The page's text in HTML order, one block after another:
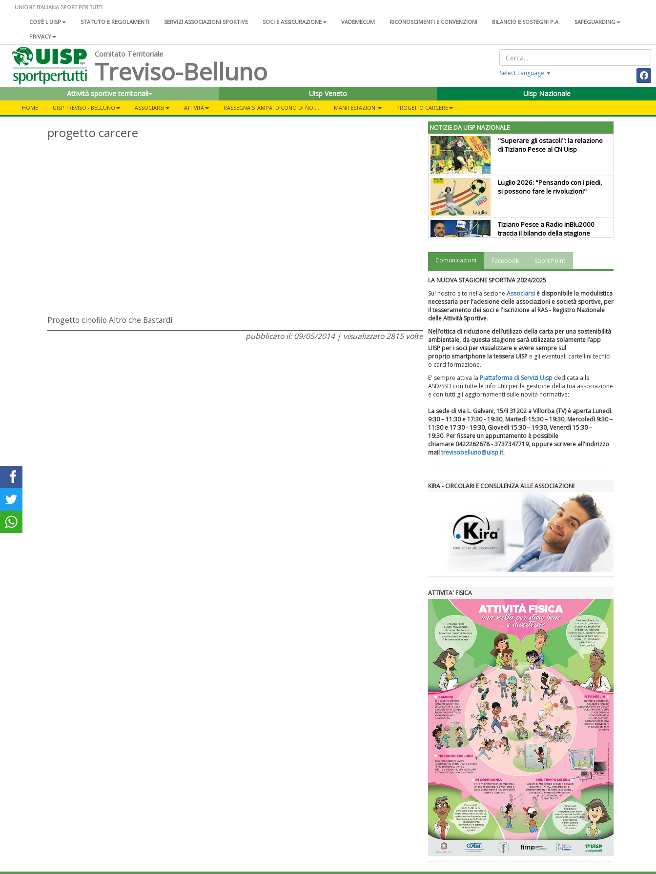
UNIONE ITALIANA SPORT PER TUTTI
COS'È L'UISP
STATUTO E REGOLAMENTI SERVIZI ASSOCIAZIONI SPORTIVE SOCI E ASSICURAZIONE VADEMECUM RICONOSCIMENTI E CONVENZIONI BILANCIO E SOSTEGNI P.A.
SAFEGUARDING
PRIVACY
Comitato Territoriale
Treviso-Belluno Select Language ▼
Attività sportive territoriali Uisp Veneto Uisp Nazionale
HOME UISP TREVISO - BELLUNO ASSOCIARSI ATTIVITÀ RASSEGNA STAMPA: DICONO DI NOI... MANIFESTAZIONI PROGETTO CARCERE
progetto carcere
Progetto cinofilo Altro che Bastardi
pubblicato il: 09/05/2014 | visualizzato 2815 volte
NOTIZIE DA UISP NAZIONALE
"Superare gli ostacoli": la relazione
di Tiziano Pesce al CN Uisp
Luglio 2026: "Pensando con i piedi,
si possono fare le rivoluzioni"
Tiziano Pesce a Radio InBlu2000
traccia il bilancio della stagione
Ddl Lobby, Uisp: “Il Parlamento
La formazione Uisp rallenta ma
prosegue anche in estate
Tiziano Pesce nel Cda di
Fondazione Terzjus: prima riunione
Comunicazioni Facebook Sport Point
LA NUOVA STAGIONE SPORTIVA 2024/2025
Sul nostro sito nella sezione Associarsi è disponibile la modulistica
necessaria per l'adesione delle associazioni e società sportive, per
il tesseramento dei soci e l'iscrizione al RAS - Registro Nazionale
delle Attività Sportive.
Nell’ottica di riduzione dell’utilizzo della carta per una sostenibilità
ambientale, da questa stagione sarà utilizzata solamente l’app
UISP per i soci per visualizzare e avere sempre sul
proprio smartphone la tessera UISP e gli eventuali cartellini tecnici
o card formazione.
E' sempre attiva la Piattaforma di Servizi Uisp dedicata alle
ASD/SSD con tutte le info utili per la gestione della tua associazione
e con tutti gli aggiornamenti sulle novità normative;
La sede di via L. Galvani, 15/II 31202 a Villorba (TV) è aperta Lunedì:
9:30 – 11:30 e 17:30 - 19:30, Martedì 15:30 – 19:30, Mercoledì 9:30 –
11:30 e 17:30 - 19:30, Giovedì 15:30 – 19:30, Venerdì 15:30 –
19:30. Per fissare un appuntamento è possibile
chiamare 0422262678 - 3737347719, oppure scrivere all'indirizzo
mailtrevisobelluno@uisp.it.
KIRA - CIRCOLARI E CONSULENZA ALLE ASSOCIAZIONI
ATTIVITA' FISICA